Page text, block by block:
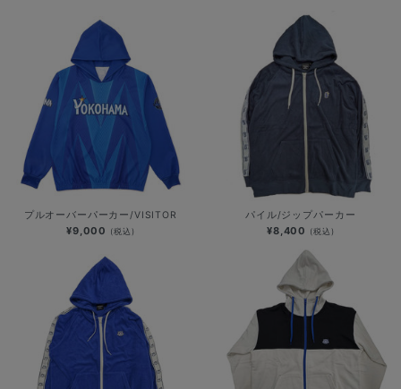
プルオーバーパーカー/VISITOR
¥9,000 (税込)
パイル/ジップパーカー
¥8,400 (税込)